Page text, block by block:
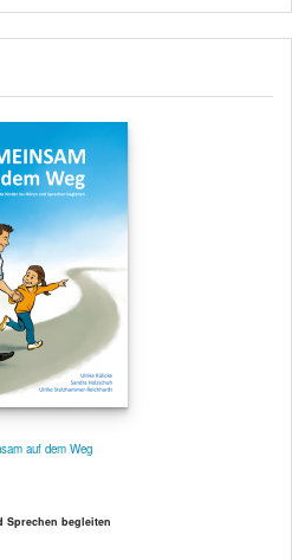
auf dem Weg
begleiten